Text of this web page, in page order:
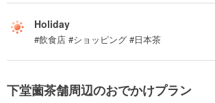
Holiday
#飲食店 #ショッピング #日本茶
下堂薗茶舗周辺のおでかけプラン